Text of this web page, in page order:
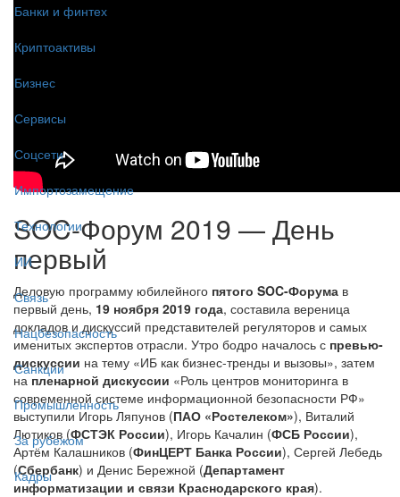
Банки и финтех
Криптоактивы
Бизнес
Сервисы
Соцсети
Импортозамещение
Технологии
ИИ
Связь
Нацбезопасность
Санкции
Промышленность
За рубежом
Кадры
SOC-Форум 2019 — День
первый
Деловую программу юбилейного пятого SOC-Форума в
первый день, 19 ноября 2019 года, составила вереница
докладов и дискуссий представителей регуляторов и самых
именитых экспертов отрасли. Утро бодро началось с превью-
дискуссии на тему «ИБ как бизнес-тренды и вызовы», затем
напленарной дискуссии «Роль центров мониторинга в
современной системе информационной безопасности РФ»
выступили Игорь Ляпунов (ПАО «Ростелеком»), Виталий
Лютиков (ФСТЭК России), Игорь Качалин (ФСБ России),
Артём Калашников (ФинЦЕРТ Банка России), Сергей Лебедь
(Сбербанк) и Денис Бережной (Департамент
информатизации и связи Краснодарского края).